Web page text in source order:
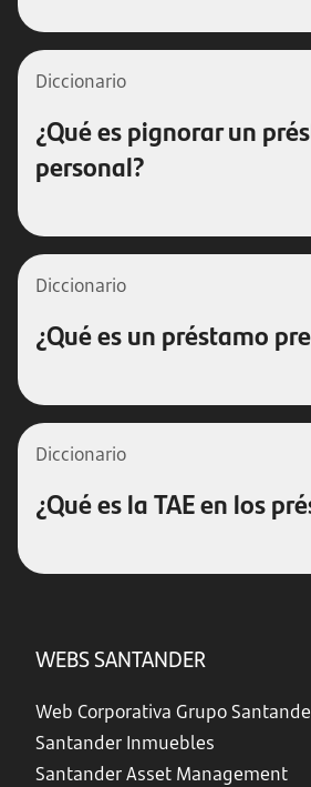
Diccionario
¿Qué es pignorar un
personal?
Diccionario
¿Qué es un préstamo
Diccionario
¿Qué es la TAE en los
WEBS SANTANDER
Web Corporativa Grupo
Santander Inmuebles
Santander Asset Management